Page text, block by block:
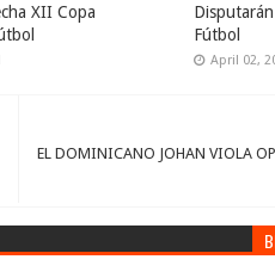
XII Copa
Fútbol
April 02,
EL DOMINICANO JOHAN VIOLA